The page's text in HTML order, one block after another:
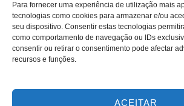
Para fornecer uma experiência de utilização mais
tecnologias como cookies para armazenar e/ou
seu dispositivo. Consentir estas tecnologias
como comportamento de navegação ou IDs
consentir ou retirar o consentimento pode afectar
recursos e funções.
ACEITAR
modo a que posteriormente possam
periodicamente.
Instagram